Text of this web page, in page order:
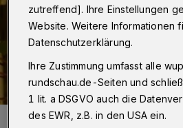
Was für ein faszinierender Platz ...
zutreffend]. Ihre Einstellungen
Website. Weitere Informationen
Datenschutzerklärung.
Ihre Zustimmung umfasst alle
rundschau.de-Seiten und
1 lit. a DSGVO auch die
des EWR, z.B. in den USA ein.